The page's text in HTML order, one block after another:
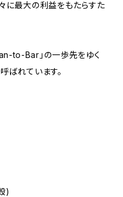
に最大の利益をもたらすた
to-Bar」の一歩先をゆく
ばれています。
)